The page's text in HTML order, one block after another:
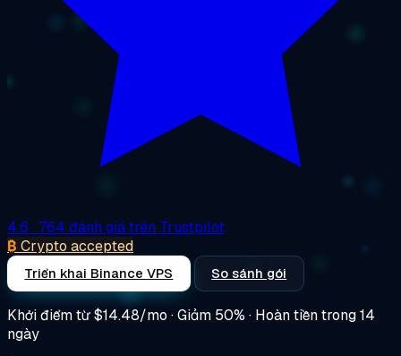
4.6 · 764 đánh giá trên Trustpilot
₿ Crypto accepted
Triển khai Binance VPS So sánh gói
Khởi điểm từ$14.48/mo · Giảm 50% · Hoàn tiền trong 14
ngày